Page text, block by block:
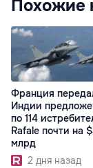
Похожие
Франция
Индии
по 114
Rafale почти на
млрд
2 дня назад